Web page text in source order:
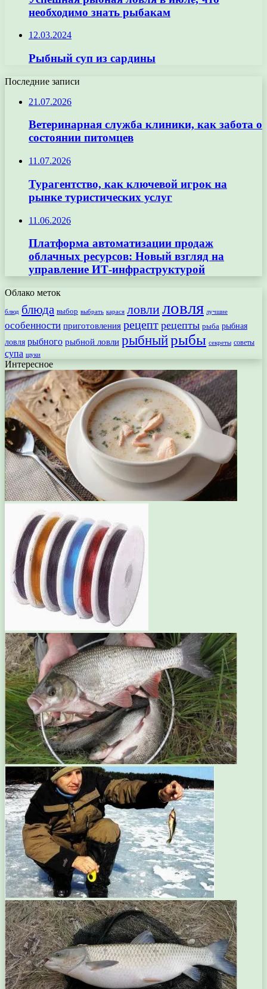
необходимо знать рыбакам
12.03.2024
Рыбный суп из сардины
Последние записи
21.07.2026
Ветеринарная служба клиники, как забота о
состоянии питомцев
11.07.2026
Турагентство, как ключевой игрок на
рынке туристических услуг
11.06.2026
Платформа автоматизации продаж
облачных ресурсов: Новый взгляд на
управление ИТ-инфраструктурой
Облако меток
блюд блюда выбор выбрать карася ловлиловля лучшие
особенности приготовления рецепт рецепты рыба рыбная
ловля рыбного рыбной ловли рыбныйрыбы секреты советы
супа щуки
Интересное